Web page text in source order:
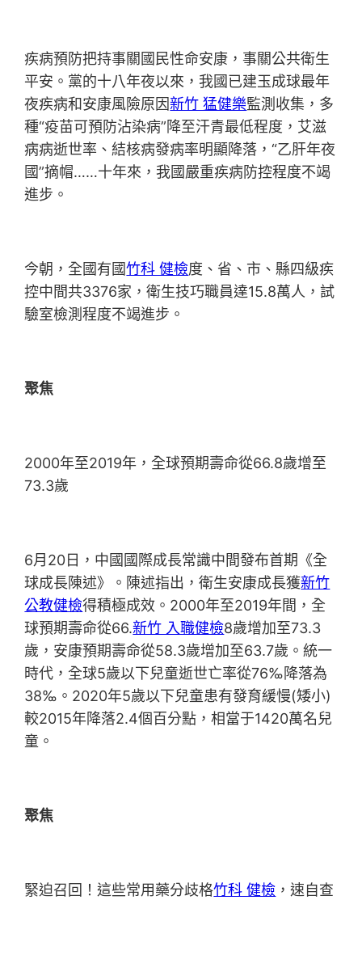
疾病預防把持事關國民性命安康，事關公共衛生
平安。黨的十八年夜以來，我國已建玉成球最年
夜疾病和安康風險原因新竹 猛健樂監測收集，多
種“疫苗可預防沾染病”降至汗青最低程度，艾滋
病病逝世率、結核病發病率明顯降落，“乙肝年夜
國”摘帽……十年來，我國嚴重疾病防控程度不竭
進步。
今朝，全國有國竹科 健檢度、省、市、縣四級疾
控中間共3376家，衛生技巧職員達15.8萬人，試
驗室檢測程度不竭進步。
聚焦
2000年至2019年，全球預期壽命從66.8歲增至
73.3歲
6月20日，中國國際成長常識中間發布首期《全
球成長陳述》。陳述指出，衛生安康成長獲新竹
公教健檢得積極成效。2000年至2019年間，全
球預期壽命從66.新竹 入職健檢8歲增加至73.3
歲，安康預期壽命從58.3歲增加至63.7歲。統一
時代，全球5歲以下兒童逝世亡率從76‰降落為
38‰。2020年5歲以下兒童患有發育緩慢(矮小)
較2015年降落2.4個百分點，相當于1420萬名兒
童。
聚焦
緊迫召回！這些常用藥分歧格竹科 健檢 ，速自查